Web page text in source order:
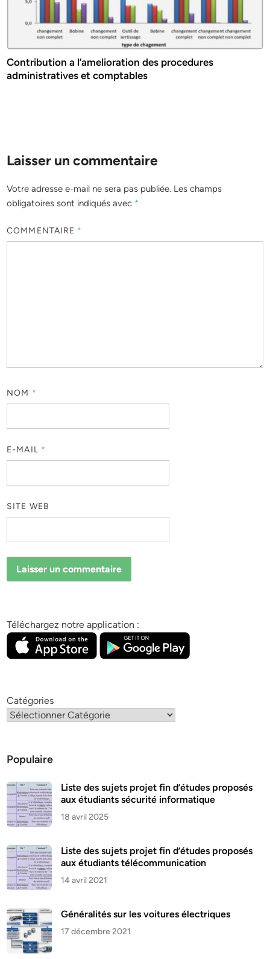
Contribution a l’amelioration des procedures
administratives et comptables
Laisser un commentaire
Votre adresse e-mail ne sera pas publiée. Les champs
obligatoires sont indiqués avec *
COMMENTAIRE *
NOM *
E-MAIL *
SITE WEB
Téléchargez notre application :
Catégories
Populaire
Liste des sujets projet fin d’études proposés
aux étudiants sécurité informatique
18 avril 2025
Liste des sujets projet fin d’études proposés
aux étudiants télécommunication
14 avril 2021
Généralités sur les voitures électriques
17 décembre 2021